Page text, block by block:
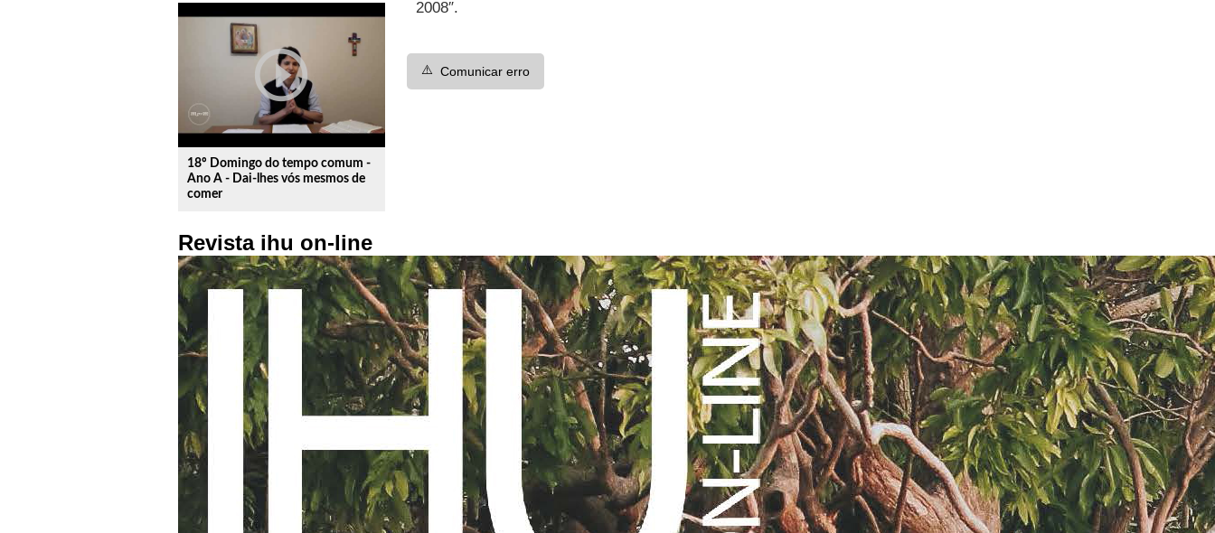
play_circle_outline
18º Domingo do tempo comum -
Ano A - Dai-lhes vós mesmos de
comer
Revista ihu on-line
2008″.
⚠️ Comunicar erro